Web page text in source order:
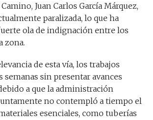
Juan Carlos García Márquez,
paralizada, lo que ha
ola de indignación entre los
zona.
de esta vía, los trabajos
semanas sin presentar avances
a que la administración
no contempló a tiempo el
esenciales, como tuberías